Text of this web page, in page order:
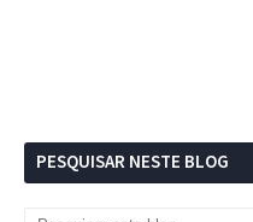
PESQUISAR NESTE BLOG